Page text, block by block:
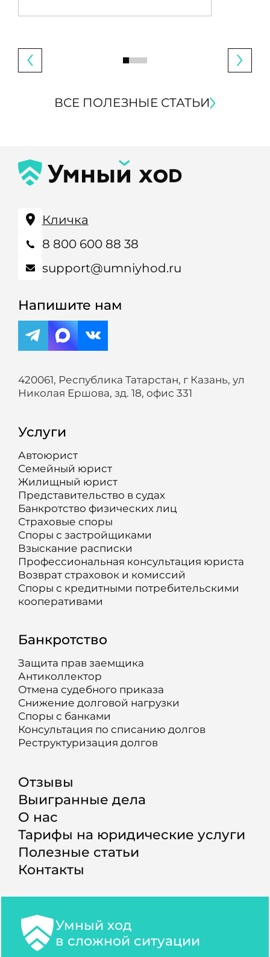
ВСЕ ПОЛЕЗНЫЕ СТАТЬИ
Кличка
8 800 600 88 38
support@umniyhod.ru
Напишите нам
420061, Республика Татарстан, г Казань, ул
Николая Ершова, зд. 18, офис 331
Услуги
Автоюрист
Семейный юрист
Жилищный юрист
Представительство в судах
Банкротство физических лиц
Страховые споры
Споры с застройщиками
Взыскание расписки
Профессиональная консультация юриста
Возврат страховок и комиссий
Споры с кредитными потребительскими
кооперативами
Банкротство
Защита прав заемщика
Антиколлектор
Отмена судебного приказа
Снижение долговой нагрузки
Споры с банками
Консультация по списанию долгов
Реструктуризация долгов
Отзывы
Выигранные дела
О нас
Тарифы на юридические услуги
Полезные статьи
Контакты
Умный ход
в сложной ситуации